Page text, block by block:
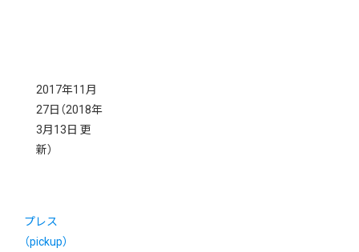
2017年11月
27日 （2018年
3月13日 更
新）
プレス
（pickup）